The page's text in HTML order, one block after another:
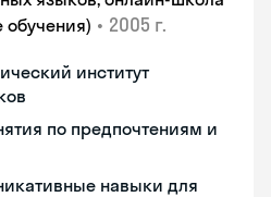
обучения) • 2005 г.
институт
по предпочтениям и
навыки для